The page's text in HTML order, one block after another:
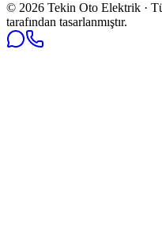
© 2026 Tekin Oto Elektrik ·
tarafından tasarlanmıştır.